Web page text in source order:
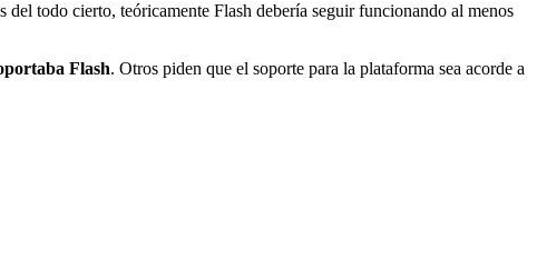
del todo cierto, teóricamente Flash debería seguir funcionando al menos
Flash. Otros piden que el soporte para la plataforma sea acorde a